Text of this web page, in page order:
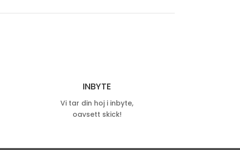
INBYTE
Vi tar din hoj i inbyte,
oavsett skick!